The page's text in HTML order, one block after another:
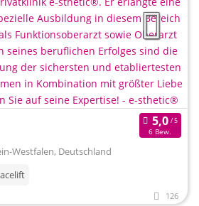
6 Bew.
Westfalen, Deutschland
126